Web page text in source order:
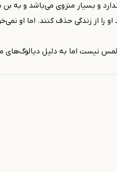
و بسیار منزوی می‌باشد و به
از زندگی حذف کنند. اما او
نیست اما به دلیل دیالوگ‌های